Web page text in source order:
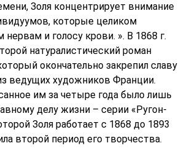
Золя концентрирует внимание
которые целиком
и голосу крови. ». В 1868 г.
натуралистический роман
окончательно закрепил славу
ведущих художников Франции.
им за четыре года было лишь
делу жизни – серии «Ругон-
Золя работает с 1868 до 1893
второй период его творчества.